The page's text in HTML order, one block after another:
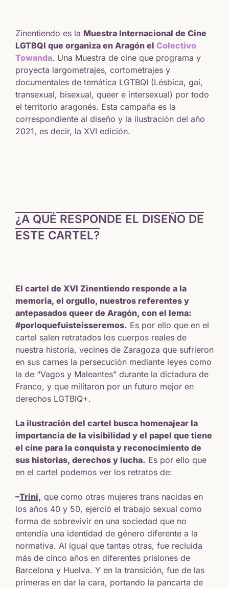
Zinentiendo es la Muestra Internacional de Cine
LGTBQI que organiza en Aragón el Colectivo
Towanda. Una Muestra de cine que programa y
proyecta largometrajes, cortometrajes y
documentales de temática LGTBQI (Lésbica, gai,
transexual, bisexual, queer e intersexual) por todo
el territorio aragonés. Esta campaña es la
correspondiente al diseño y la ilustración del año
2021, es decir, la XVI edición.
¿A QUÉ RESPONDE EL DISEÑO DE
ESTE CARTEL?
El cartel de XVI Zinentiendo responde a la
memoria, el orgullo, nuestros referentes y
antepasados queer de Aragón, con el lema:
#porloquefuisteisseremos. Es por ello que en el
cartel salen retratados los cuerpos reales de
nuestra historia, vecines de Zaragoza que sufrieron
en sus carnes la persecución mediante leyes como
la de “Vagos y Maleantes” durante la dictadura de
Franco, y que militaron por un futuro mejor en
derechos LGTBIQ+.
La ilustración del cartel busca homenajear la
importancia de la visibilidad y el papel que tiene
el cine para la conquista y reconocimiento de
sus historias, derechos y lucha. Es por ello que
en el cartel podemos ver los retratos de:
–Trini, que como otras mujeres trans nacidas en
los años 40 y 50, ejerció el trabajo sexual como
forma de sobrevivir en una sociedad que no
entendía una identidad de género diferente a la
normativa. Al igual que tantas otras, fue recluida
más de cinco años en diferentes prisiones de
Barcelona y Huelva. Y en la transición, fue de las
primeras en dar la cara, portando la pancarta de